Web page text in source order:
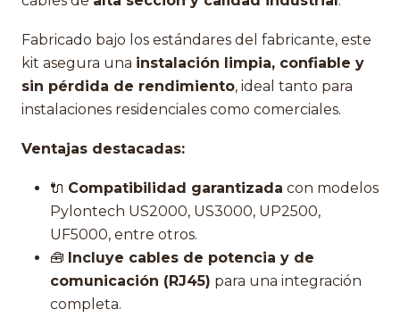
Fabricado bajo los estándares del fabricante, este
kit asegura una instalación limpia, confiable y
sin pérdida de rendimiento, ideal tanto para
instalaciones residenciales como comerciales.
Ventajas destacadas:
🔌 Compatibilidad garantizada con modelos
Pylontech US2000, US3000, UP2500,
UF5000, entre otros.
🧰 Incluye cables de potencia y de
comunicación (RJ45) para una integración
completa.